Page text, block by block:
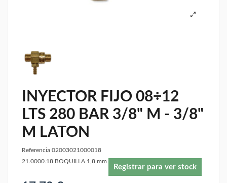
INYECTOR FIJO 08÷12
LTS 280 BAR 3/8" M - 3/8"
M LATON
Referencia 02003021000018
21.0000.18 BOQUILLA 1,8 mm
Registrar para ver stock